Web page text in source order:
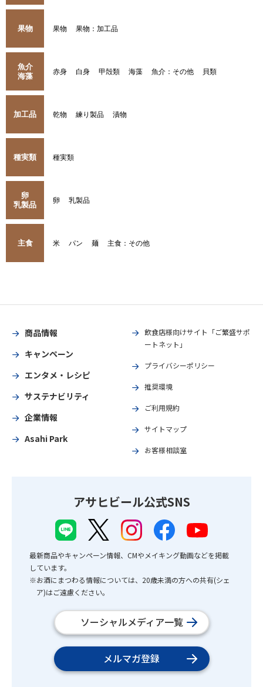
果物 果物 果物：加工品
魚介
海藻
赤身 白身 甲殻類 海藻 魚介：その他 貝類
加工品 乾物 練り製品 漬物
種実類 種実類
卵
乳製品
卵 乳製品
主食 米 パン 麺 主食：その他
商品情報
キャンペーン
エンタメ・レシピ
サステナビリティ
企業情報
Asahi Park
飲食店様向けサイト「ご繁盛サポ
ートネット」
プライバシーポリシー
推奨環境
ご利用規約
サイトマップ
お客様相談室
アサヒビール公式SNS
最新商品やキャンペーン情報、CMやメイキング動画などを掲載
しています。
※お酒にまつわる情報については、20歳未満の方への共有(シェ
ア)はご遠慮ください。
ソーシャルメディア一覧
メルマガ登録